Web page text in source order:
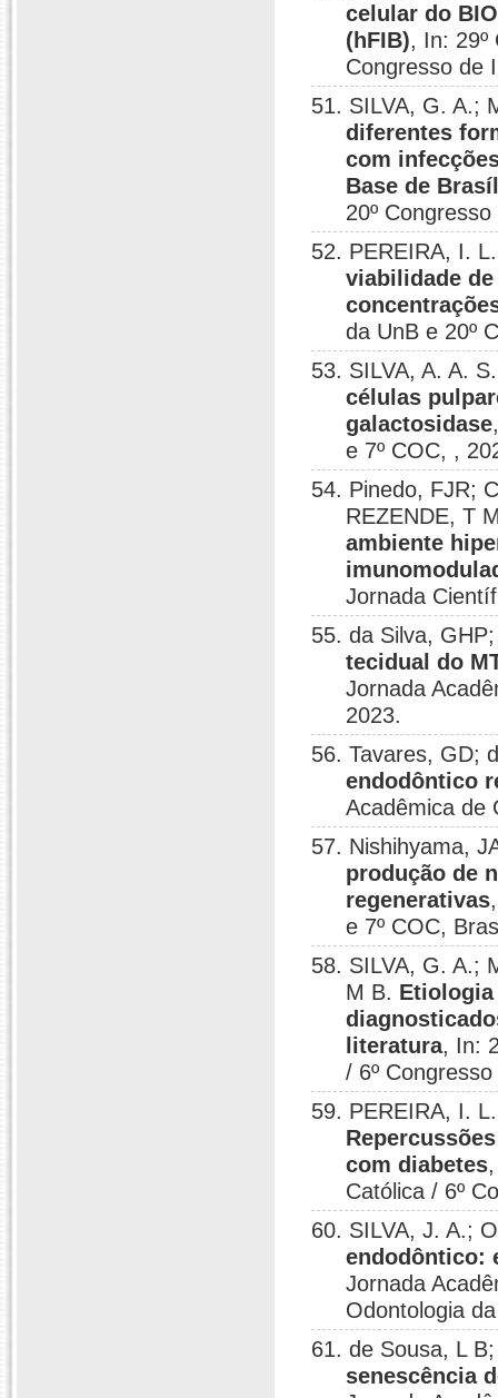
celular do
(hFIB), In: 29º
Congresso de
51. SILVA, G. A.;
diferentes
com
Base de
20º
52. PEREIRA, I.
viabilidade
da UnB e 20º
53. SILVA, A. A.
células
galactosidase
e 7º COC, ,
54. Pinedo, FJR;
REZENDE, T
ambiente
Jornada
55. da Silva,
tecidual do
Jornada
2023.
56. Tavares, GD;
endodôntico
Acadêmica de
57. Nishihyama,
produção de
regenerativas
e 7º COC,
58. SILVA, G. A.;
M B.
literatura, In:
/ 6º
59. PEREIRA, I.
com diabetes
Católica / 6º
60. SILVA, J. A.;
endodôntico:
Jornada
Odontologia
61. de Sousa, L
senescência